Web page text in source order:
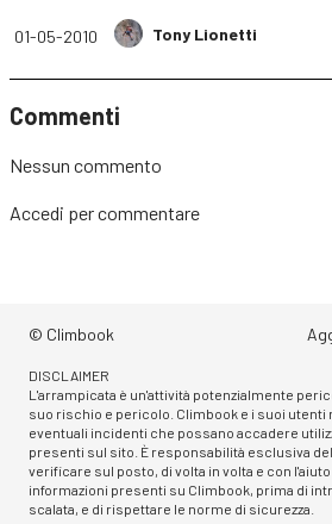
01-05-2010 Tony Lionetti
Commenti
Nessun commento
Accedi per commentare
© Climbook
DISCLAIMER
L'arrampicata è un'attività potenzialmente
suo rischio e pericolo. Climbook e i suoi utenti
eventuali incidenti che possano accadere
presenti sul sito. È responsabilità esclusiva
verificare sul posto, di volta in volta e con
informazioni presenti su Climbook, prima di
scalata, e di rispettare le norme di sicurezza.